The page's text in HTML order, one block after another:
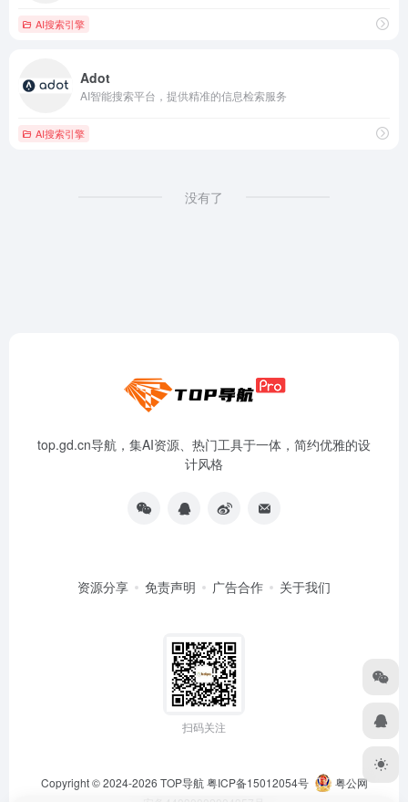
AI搜索引擎
Adot
AI智能搜索平台，提供精准的信息检索服务
AI搜索引擎
没有了
top.gd.cn导航，集AI资源、热门工具于一体，简约优雅的设
计风格
资源分享 免责声明 广告合作 关于我们
扫码关注
Copyright © 2024-2026 TOP导航 粤ICP备15012054号
粤公网